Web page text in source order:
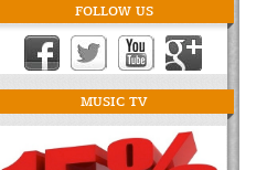
FOLLOW US
MUSIC TV